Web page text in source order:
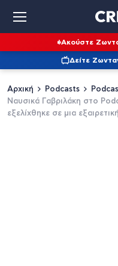
Ακούστε
Δείτε
Αρχική Podcasts
Ναυσικά Γαβριλάκη στο
εξελίχθηκε σε μια